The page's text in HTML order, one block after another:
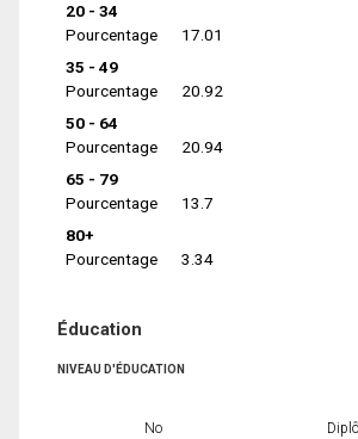
20 - 34
Pourcentage
17.01
35 - 49
Pourcentage
20.92
50 - 64
Pourcentage
20.94
65 - 79
Pourcentage
13.7
80+
Pourcentage
3.34
Éducation
NIVEAU D'ÉDUCATION
No